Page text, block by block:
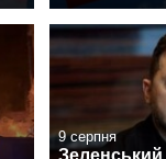
9 серпня